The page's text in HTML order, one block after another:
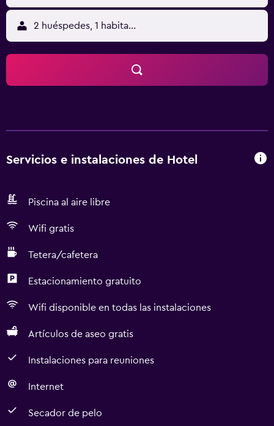
2 huéspedes, 1 habitación
Servicios e instalaciones de Hotel
Piscina al aire libre
Wifi gratis
Tetera/cafetera
Estacionamiento gratuito
Wifi disponible en todas las instalaciones
Artículos de aseo gratis
Instalaciones para reuniones
Internet
Secador de pelo